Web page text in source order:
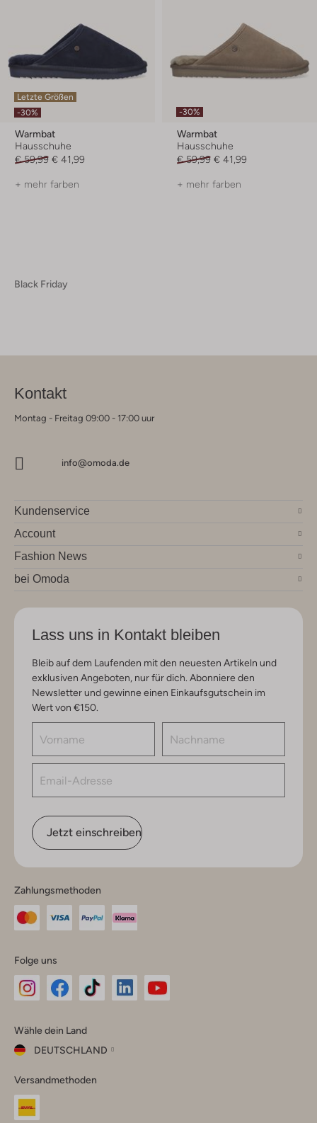
Letzte Größen
-30%
Warmbat
Hausschuhe
€ 59,99 € 41,99
+ mehr farben
-30%
Warmbat
Hausschuhe
€ 59,99 € 41,99
+ mehr farben
Black Friday
Kontakt
Montag - Freitag 09:00 - 17:00 uur
info@omoda.de
Kundenservice
Account
Fashion News
bei Omoda
Lass uns in Kontakt bleiben
Bleib auf dem Laufenden mit den neuesten Artikeln und
exklusiven Angeboten, nur für dich. Abonniere den
Newsletter und gewinne einen Einkaufsgutschein im
Wert von €150.
Jetzt einschreiben
Zahlungsmethoden
Folge uns
Instagram
Facebook
TikTok
Wähle dein Land
DEUTSCHLAND
dein
Land
Versandmethoden